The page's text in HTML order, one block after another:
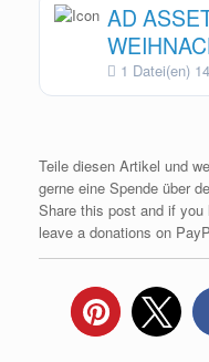
AD
1 Datei(en)
Teile diesen Artikel und
gerne eine Spende über
Share this post and if
leave a donations on